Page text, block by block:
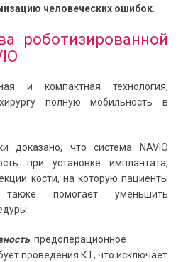
человеческих ошибок
роботизированной
и компактная технология,
полную мобильность в
доказано, что система NAVIO
при установке имплантата,
кости, на которую пациенты
помогает уменьшить
: предоперационное
проведения КТ, что исключает